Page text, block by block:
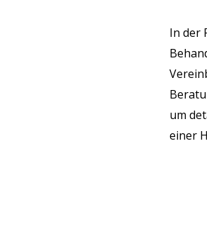
In der
um
einer